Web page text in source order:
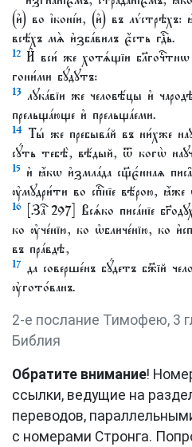
(и҆) во і҆коні́и, (и҆) въ лѵ́стрѣхъ:
всѣ́хъ мѧ̀ и҆зба́вилъ є҆́сть гдⷭ҇ь.
12 И҆ вси́ же хотѧ́щїи
гони́ми бꙋ́дꙋтъ:
13 лꙋка́вїи же человѣ́цы и҆
прельща́юще и҆ прельща́еми.
14 Ты́ же пребыва́й въ ни́хже
сꙋ́ть тебѣ̀, вѣ́дый, ѿ когѡ̀
15 и҆ ꙗ҆́кѡ и҆змла́да сщ҃є́ннаѧ
ᲂу҆мꙋдри́ти во спⷭ҇нїе вѣ́рою,
16
[Заⷱ҇ 297] Всѧ́ко писа́нїе
ко ᲂу҆че́нїю, ко ѡ҆бличе́нїю, ко
въ пра́вдѣ,
17 да соверше́нъ бꙋ́детъ бж҃їй
ᲂу҆гото́ванъ.
2-е послание Тимофею, 3
Библия
Обратите внимание!
ссылки, ведущие на
переводов,
с номерами Стронга.